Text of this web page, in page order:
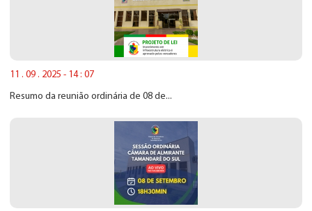
11 . 09 . 2025 - 14 : 07
Resumo da reunião ordinária de 08 de...